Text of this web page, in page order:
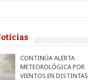
CONTINÚA ALERTA
METEOROLÓGICA POR
VIENTOS EN DISTINTAS